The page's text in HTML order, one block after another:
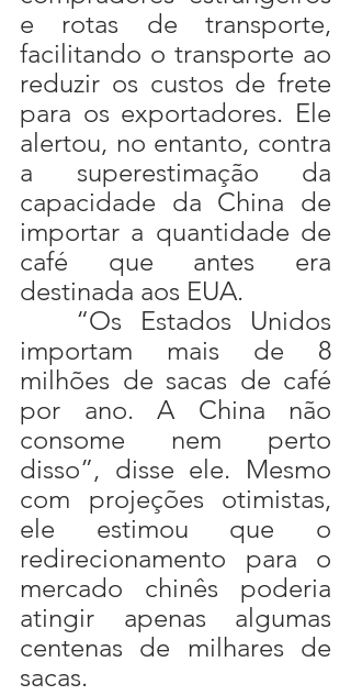
e rotas de transporte,
facilitando o transporte ao
reduzir os custos de frete
para os exportadores. Ele
alertou, no entanto, contra
a superestimação da
capacidade da China de
importar a quantidade de
café que antes era
destinada aos EUA.
importam mais de 8
milhões de sacas de café
por ano. A China não
consome nem perto
disso”, disse ele. Mesmo
com projeções otimistas,
ele estimou que o
redirecionamento para o
mercado chinês poderia
atingir apenas algumas
centenas de milhares de
sacas.